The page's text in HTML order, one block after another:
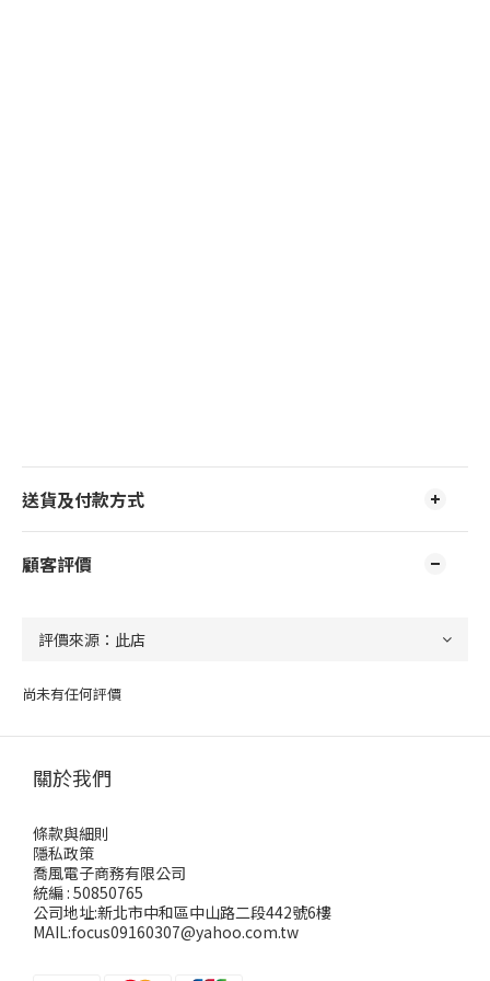
送貨及付款方式
顧客評價
尚未有任何評價
關於我們
條款與細則
隱私政策
喬風電子商務有限公司
統編 : 50850765
公司地址:新北市中和區中山路二段442號6樓
MAIL:focus09160307@yahoo.com.tw